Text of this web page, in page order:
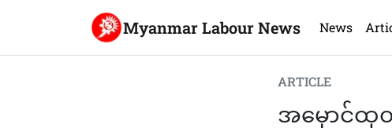
Myanmar Labour News News
ARTICLE
အမှောင်ထု